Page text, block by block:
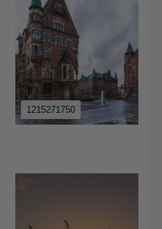
1215271750